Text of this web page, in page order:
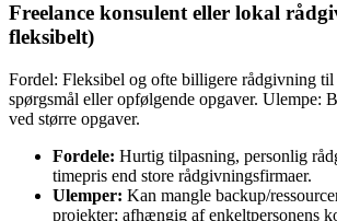
Freelance konsulent eller lokal
fleksibelt)
Fordel: Fleksibel og ofte billigere rådgivning
spørgsmål eller opfølgende opgaver. Ulempe:
ved større opgaver.
Fordele: Hurtig tilpasning, personlig
timepris end store rådgivningsfirmaer.
Ulemper: Kan mangle backup/
projekter; afhængig af enkeltpersonens